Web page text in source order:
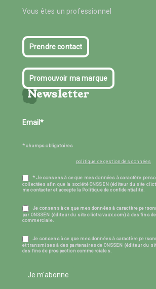
Vous êtes un professionnel
Prendre contact
Promouvoir ma marque
Newsletter
* champs obligatoires
politique de gestion des données
* Je consens à ce que mes données à caractère
collectées afin que la société ONSSEN (éditeur du site
me contacter et accepte la Politique de confidentialité.
Je consens à ce que mes données à caractère
par ONSSEN (éditeur du site clictravaux.com) à des fins
commerciale.
Je consens à ce que mes données à caractère
et transmises à des partenaires de ONSSEN (éditeur du
des fins de prospection commerciales.
Je m'abonne